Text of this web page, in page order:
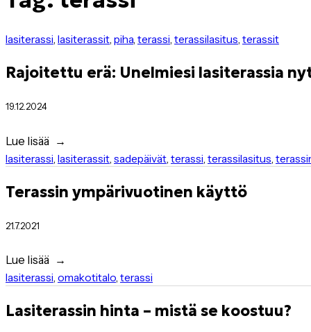
lasiterassi, lasiterassit, piha, terassi, terassilasitus, terassit
Rajoitettu erä: Unelmiesi lasiterassia
19.12.2024
Lue lisää
lasiterassi lasiterassit sadepäivät terassi terassilasitus
Terassin ympärivuotinen käyttö
21.7.2021
Lue lisää
lasiterassi, omakotitalo, terassi
Lasiterassin hinta – mistä se koostuu?